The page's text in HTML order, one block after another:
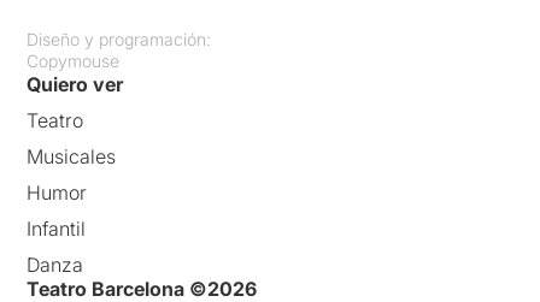
Diseño y programación:
Copymouse
Quiero ver
Teatro
Musicales
Humor
Infantil
Danza
Teatro Barcelona ©2026